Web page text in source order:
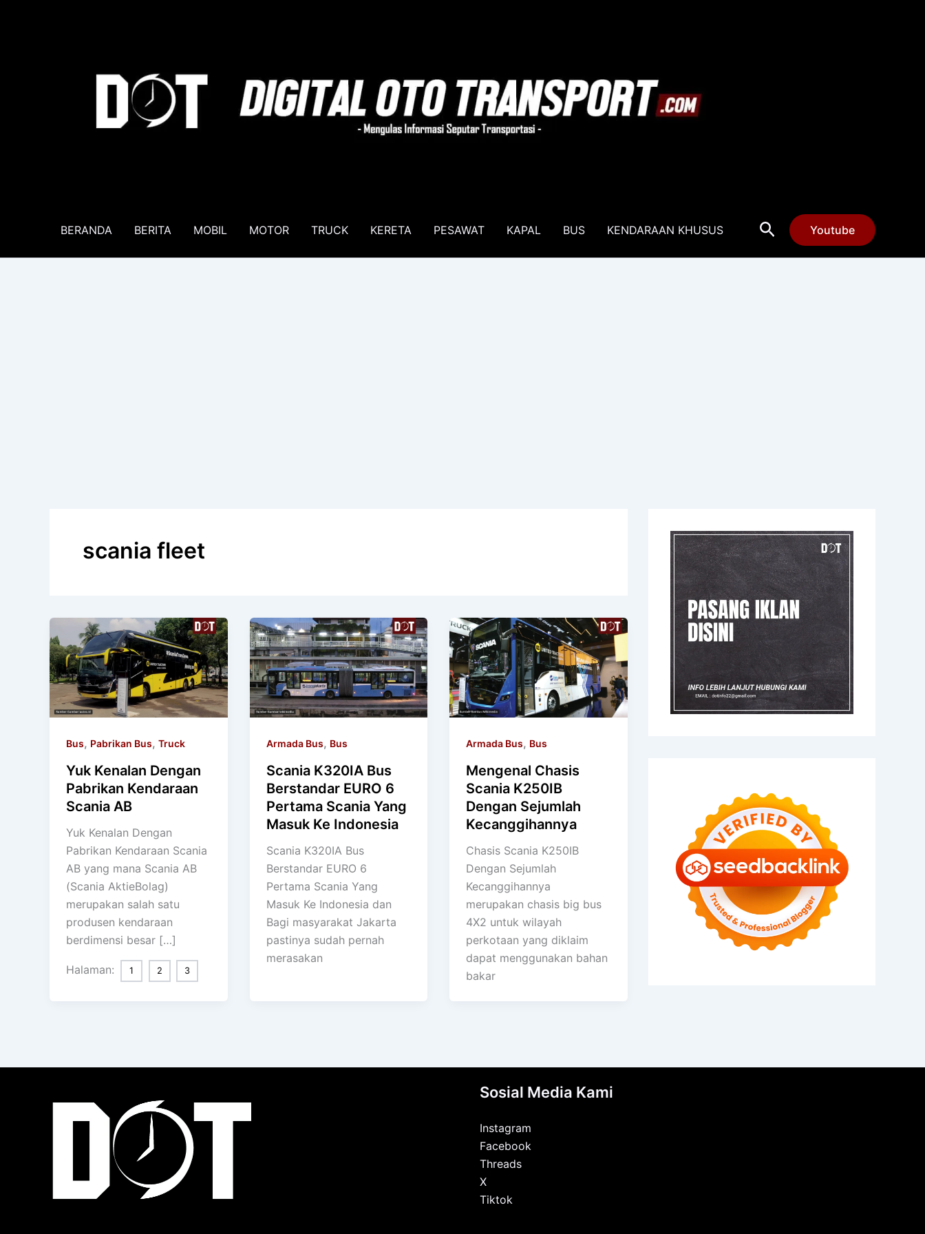
BERANDA BERITA MOBIL MOTOR TRUCK KERETA PESAWAT KAPAL BUS KENDARAAN KHUSUS Cari Youtube
scania fleet
Bus, Pabrikan Bus, Truck
Yuk Kenalan Dengan
Pabrikan Kendaraan
Scania AB
Yuk Kenalan Dengan
Pabrikan Kendaraan Scania
AB yang mana Scania AB
(Scania AktieBolag)
merupakan salah satu
produsen kendaraan
berdimensi besar […]
Halaman: 1 2 3
Armada Bus, Bus
Scania K320IA Bus
Berstandar EURO 6
Pertama Scania Yang
Masuk Ke Indonesia
Scania K320IA Bus
Berstandar EURO 6
Pertama Scania Yang
Masuk Ke Indonesia dan
Bagi masyarakat Jakarta
pastinya sudah pernah
merasakan
Armada Bus, Bus
Mengenal Chasis
Scania K250IB
Dengan Sejumlah
Kecanggihannya
Chasis Scania K250IB
Dengan Sejumlah
Kecanggihannya
merupakan chasis big bus
4X2 untuk wilayah
perkotaan yang diklaim
dapat menggunakan bahan
bakar
Sosial Media Kami
Instagram
Facebook
Threads
X
Tiktok